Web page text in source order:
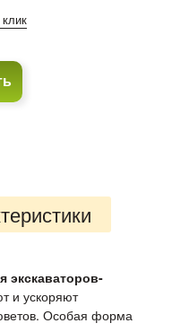
экскаваторов-
и ускоряют
Особая форма